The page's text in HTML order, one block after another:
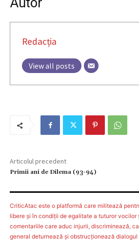
Redacția
View all posts
Articolul precedent
Primii ani de Dilema (93-94)
CriticAtac este o platformă care militează
libere şi în condiţii de egalitate a tuturor vocilor
comentariile care aduc injurii, discriminează,
general deturnează şi obstrucţionează